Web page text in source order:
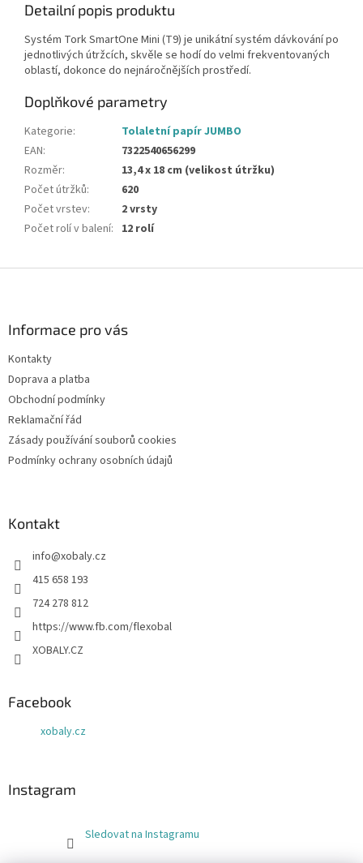
Detailní popis produktu
Systém Tork SmartOne Mini (T9) je unikátní systém dávkování po
jednotlivých útržcích, skvěle se hodí do velmi frekventovaných
oblastí, dokonce do nejnáročnějších prostředí.
Doplňkové parametry
Kategorie:
Tolaletní papír JUMBO
EAN:
7322540656299
Rozměr:
13,4 x 18 cm (velikost útržku)
Počet útržků:
620
Počet vrstev:
2 vrsty
Počet rolí v balení: 12 rolí
Informace pro vás
Kontakty
Doprava a platba
Obchodní podmínky
Reklamační řád
Zásady používání souborů cookies
Podmínky ochrany osobních údajů
Kontakt
info@xobaly.cz
415 658 193
724 278 812
https://www.fb.com/flexobal
XOBALY.CZ
Facebook
xobaly.cz
Instagram
Sledovat na Instagramu